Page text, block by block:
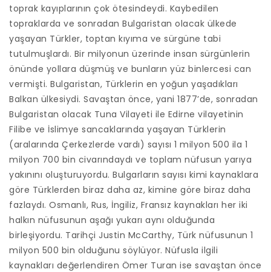
toprak kayıplarının çok ötesindeydi. Kaybedilen
topraklarda ve sonradan Bulgaristan olacak ülkede
yaşayan Türkler, toptan kıyıma ve sürgüne tabi
tutulmuşlardı. Bir milyonun üzerinde insan sürgünlerin
önünde yollara düşmüş ve bunların yüz binlercesi can
vermişti. Bulgaristan, Türklerin en yoğun yaşadıkları
Balkan ülkesiydi. Savaştan önce, yani 1877’de, sonradan
Bulgaristan olacak Tuna Vilayeti ile Edirne vilayetinin
Filibe ve İslimye sancaklarında yaşayan Türklerin
(aralarında Çerkezlerde vardı) sayısı 1 milyon 500 ila 1
milyon 700 bin civarındaydı ve toplam nüfusun yarıya
yakınını oluşturuyordu. Bulgarların sayısı kimi kaynaklara
göre Türklerden biraz daha az, kimine göre biraz daha
fazlaydı. Osmanlı, Rus, İngiliz, Fransız kaynakları her iki
halkın nüfusunun aşağı yukarı aynı olduğunda
birleşiyordu. Tarihçi Justin McCarthy, Türk nüfusunun 1
milyon 500 bin olduğunu söylüyor. Nüfusla ilgili
kaynakları değerlendiren Ömer Turan ise savaştan önce